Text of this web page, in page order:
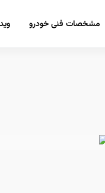
مشخصات فنی خودرو